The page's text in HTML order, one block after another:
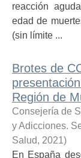
reacción
edad de
(sin límite ...
Brotes de
Región de
Consejería de
y Adicciones.
Salud, 2021)
En España